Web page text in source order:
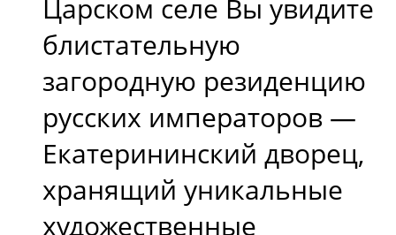
Царском селе Вы увидите
блистательную
загородную резиденцию
русских императоров —
Екатерининский дворец,
хранящий уникальные
художественные